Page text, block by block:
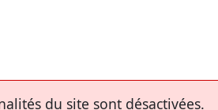
du site sont désactivées.